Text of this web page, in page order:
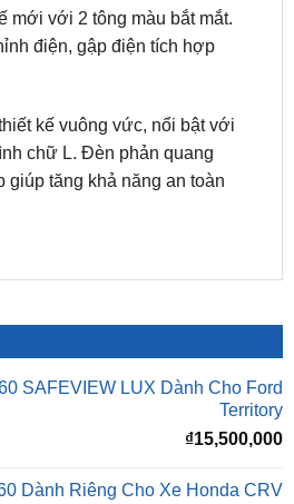
kế vuông vức, nổi bật với
giúp tăng khả năng an toàn
SAFEVIEW LUX Dành Cho Ford
₫15,500,000
Dành Riêng Cho Xe Honda CRV
gốc